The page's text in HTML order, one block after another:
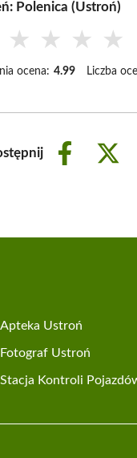
Polenica (Ustroń)
★ ★ ★ ★
ocena: 4.99 Liczba
Share
Share
Apteka Ustroń
Fotograf Ustroń
Stacja Kontroli